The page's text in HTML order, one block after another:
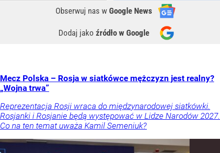
Obserwuj nas w Google News
Dodaj jako źródło w Google
Mecz Polska – Rosja w siatkówce mężczyzn jest realny?
„Wojna trwa”
Reprezentacja Rosji wraca do międzynarodowej siatkówki.
Rosjanki i Rosjanie będą występować w Lidze Narodów 2027.
Co na ten temat uważa Kamil Semeniuk?